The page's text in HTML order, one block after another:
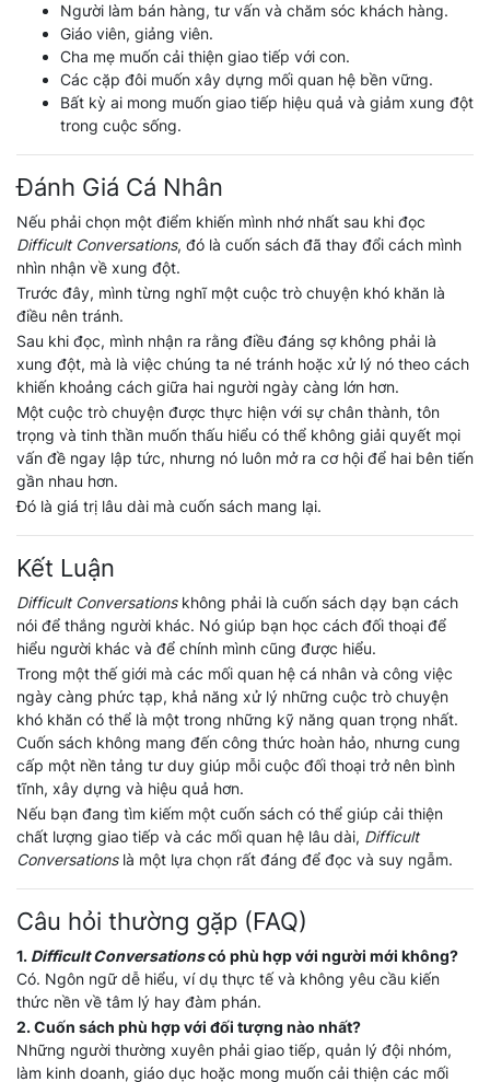
Người làm bán hàng, tư vấn và chăm sóc khách hàng.
Giáo viên, giảng viên.
Cha mẹ muốn cải thiện giao tiếp với con.
Các cặp đôi muốn xây dựng mối quan hệ bền vững.
Bất kỳ ai mong muốn giao tiếp hiệu quả và giảm xung đột
trong cuộc sống.
Đánh Giá Cá Nhân
Nếu phải chọn một điểm khiến mình nhớ nhất sau khi đọc
Difficult Conversations, đó là cuốn sách đã thay đổi cách mình
nhìn nhận về xung đột.
Trước đây, mình từng nghĩ một cuộc trò chuyện khó khăn là
điều nên tránh.
Sau khi đọc, mình nhận ra rằng điều đáng sợ không phải là
xung đột, mà là việc chúng ta né tránh hoặc xử lý nó theo cách
khiến khoảng cách giữa hai người ngày càng lớn hơn.
Một cuộc trò chuyện được thực hiện với sự chân thành, tôn
trọng và tinh thần muốn thấu hiểu có thể không giải quyết mọi
vấn đề ngay lập tức, nhưng nó luôn mở ra cơ hội để hai bên tiến
gần nhau hơn.
Đó là giá trị lâu dài mà cuốn sách mang lại.
Kết Luận
Difficult Conversationskhông phải là cuốn sách dạy bạn cách
nói để thắng người khác. Nó giúp bạn học cách đối thoại để
hiểu người khác và để chính mình cũng được hiểu.
Trong một thế giới mà các mối quan hệ cá nhân và công việc
ngày càng phức tạp, khả năng xử lý những cuộc trò chuyện
khó khăn có thể là một trong những kỹ năng quan trọng nhất.
Cuốn sách không mang đến công thức hoàn hảo, nhưng cung
cấp một nền tảng tư duy giúp mỗi cuộc đối thoại trở nên bình
tĩnh, xây dựng và hiệu quả hơn.
Nếu bạn đang tìm kiếm một cuốn sách có thể giúp cải thiện
chất lượng giao tiếp và các mối quan hệ lâu dài, Difficult
Conversationslà một lựa chọn rất đáng để đọc và suy ngẫm.
Câu hỏi thường gặp (FAQ)
1. Difficult Conversationscó phù hợp với người mới không?
Có. Ngôn ngữ dễ hiểu, ví dụ thực tế và không yêu cầu kiến
thức nền về tâm lý hay đàm phán.
2. Cuốn sách phù hợp với đối tượng nào nhất?
Những người thường xuyên phải giao tiếp, quản lý đội nhóm,
làm kinh doanh, giáo dục hoặc mong muốn cải thiện các mối